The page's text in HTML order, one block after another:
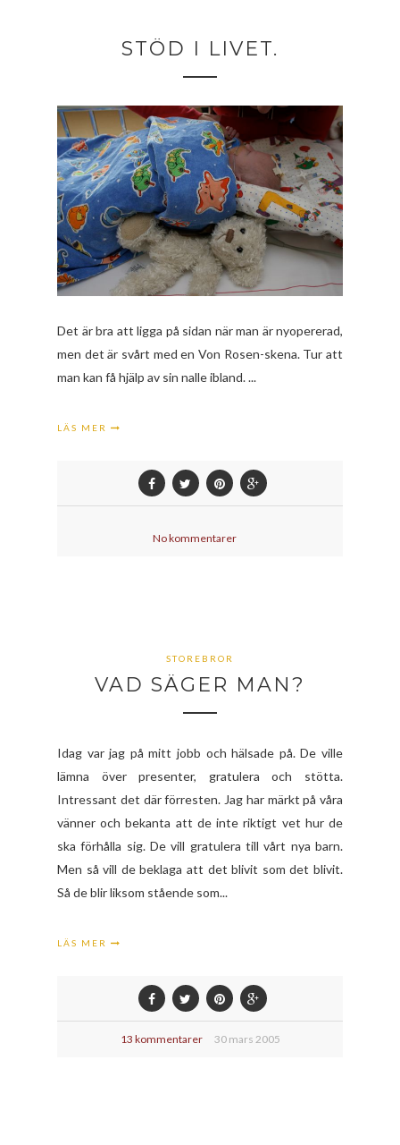
STÖD I LIVET.
Det är bra att ligga på sidan när man är nyopererad,
men det är svårt med en Von Rosen-skena. Tur att
man kan få hjälp av sin nalle ibland. ...
LÄS MER
No kommentarer
STOREBROR
VAD SÄGER MAN?
Idag var jag på mitt jobb och hälsade på. De ville
lämna över presenter, gratulera och stötta.
Intressant det där förresten. Jag har märkt på våra
vänner och bekanta att de inte riktigt vet hur de
ska förhålla sig. De vill gratulera till vårt nya barn.
Men så vill de beklaga att det blivit som det blivit.
Så de blir liksom stående som...
LÄS MER
13 kommentarer 30 mars 2005